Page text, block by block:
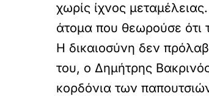
χωρίς ίχνος
άτομα που θεωρούσε ότι
Η δικαιοσύνη δεν
του, ο Δημήτρης
κορδόνια των